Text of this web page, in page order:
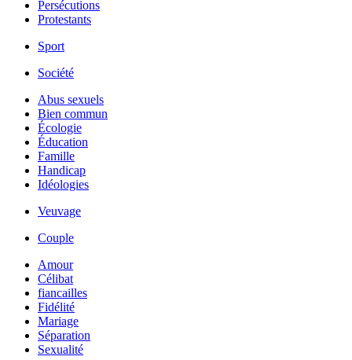
Persécutions
Protestants
Sport
Société
Abus sexuels
Bien commun
Écologie
Éducation
Famille
Handicap
Idéologies
Veuvage
Couple
Amour
Célibat
fiancailles
Fidélité
Mariage
Séparation
Sexualité